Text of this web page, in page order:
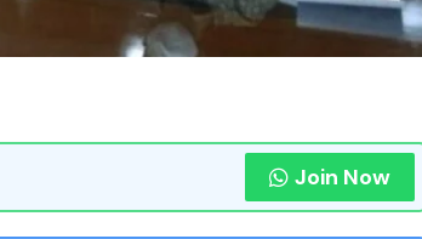
Join Now